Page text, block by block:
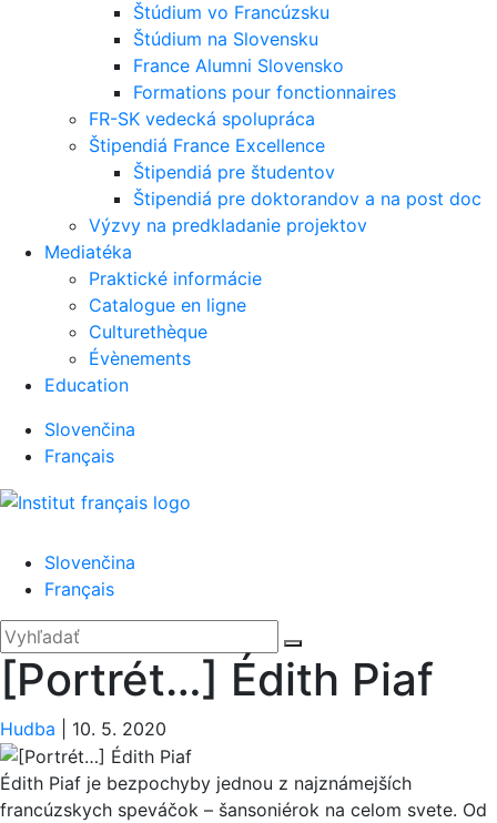
Štúdium vo Francúzsku
Štúdium na Slovensku
France Alumni Slovensko
Formations pour fonctionnaires
FR-SK vedecká spolupráca
Štipendiá France Excellence
Štipendiá pre študentov
Štipendiá pre doktorandov a na post doc
Výzvy na predkladanie projektov
Mediatéka
Praktické informácie
Catalogue en ligne
Culturethèque
Évènements
Education
Slovenčina
Français
Slovenčina
Français
'.__('Search').'
Zatvoriť
Hľadať:
[Portrét…] Édith Piaf
Hudba 10. 5. 2020
Édith Piaf je bezpochyby jednou z najznámejších
francúzskych speváčok – šansoniérok na celom svete. Od